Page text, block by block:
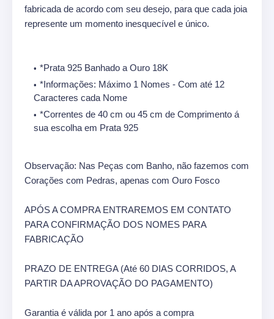
fabricada de acordo com seu desejo, para que cada joia
represente um momento inesquecível e único.
*Prata 925 Banhado a Ouro 18K
*Informações: Máximo 1 Nomes - Com até 12
Caracteres cada Nome
*Correntes de 40 cm ou 45 cm de Comprimento á
sua escolha em Prata 925
Observação: Nas Peças com Banho, não fazemos com
Corações com Pedras, apenas com Ouro Fosco
APÓS A COMPRA ENTRAREMOS EM CONTATO
PARA CONFIRMAÇÃO DOS NOMES PARA
FABRICAÇÃO
PRAZO DE ENTREGA (Até 60 DIAS CORRIDOS, A
PARTIR DA APROVAÇÃO DO PAGAMENTO)
Garantia é válida por 1 ano após a compra